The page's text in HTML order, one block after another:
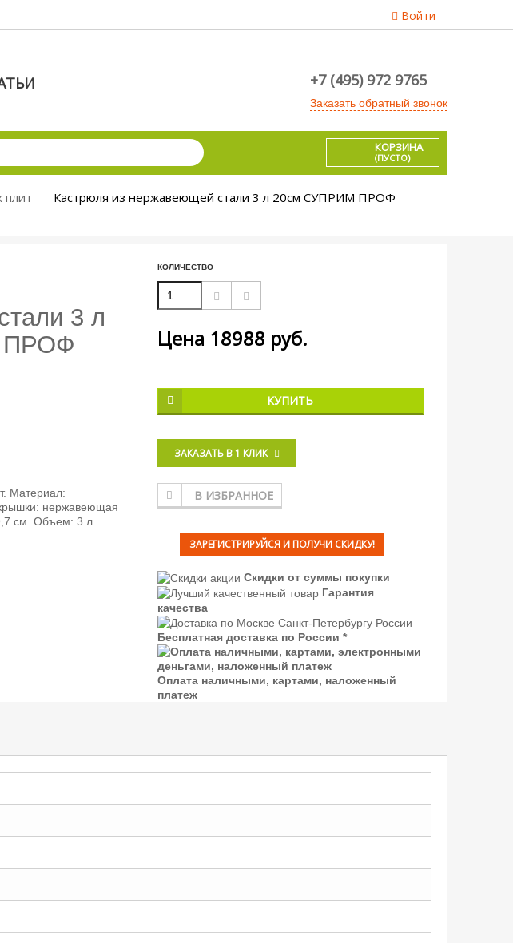
Войти
+7 (495) 972 9765
Заказать обратный звонок
КОРЗИНА
(ПУСТО)
плит
Кастрюля из нержавеющей стали 3 л 20см СУПРИМ ПРОФ
3 л
ПРОФ
Материал:
нержавеющая
см. Объем: 3 л.
КОЛИЧЕСТВО
Цена 18988 руб.
КУПИТЬ
ЗАКАЗАТЬ В 1 КЛИК
В ИЗБРАННОЕ
ЗАРЕГИСТРИРУЙСЯ И ПОЛУЧИ СКИДКУ!
Скидки от суммы покупки
Гарантия
качества
Бесплатная доставка по России *
Оплата наличными, картами, наложенный
платеж